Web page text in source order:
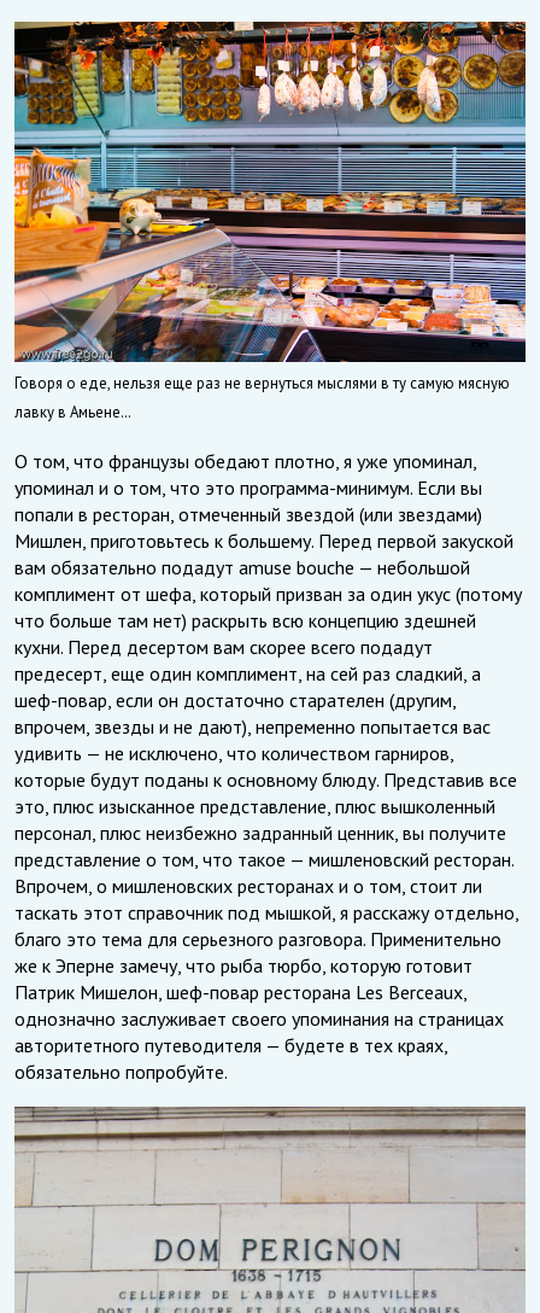
Говоря о еде, нельзя еще раз не вернуться мыслями в ту самую мясную
лавку в Амьене…
О том, что французы обедают плотно, я уже упоминал,
упоминал и о том, что это программа-минимум. Если вы
попали в ресторан, отмеченный звездой (или звездами)
Мишлен, приготовьтесь к большему. Перед первой закуской
вам обязательно подадут amuse bouche — небольшой
комплимент от шефа, который призван за один укус (потому
что больше там нет) раскрыть всю концепцию здешней
кухни. Перед десертом вам скорее всего подадут
предесерт, еще один комплимент, на сей раз сладкий, а
шеф-повар, если он достаточно старателен (другим,
впрочем, звезды и не дают), непременно попытается вас
удивить — не исключено, что количеством гарниров,
которые будут поданы к основному блюду. Представив все
это, плюс изысканное представление, плюс вышколенный
персонал, плюс неизбежно задранный ценник, вы получите
представление о том, что такое — мишленовский ресторан.
Впрочем, о мишленовских ресторанах и о том, стоит ли
таскать этот справочник под мышкой, я расскажу отдельно,
благо это тема для серьезного разговора. Применительно
же к Эперне замечу, что рыба тюрбо, которую готовит
Патрик Мишелон, шеф-повар ресторана Les Berceaux,
однозначно заслуживает своего упоминания на страницах
авторитетного путеводителя — будете в тех краях,
обязательно попробуйте.